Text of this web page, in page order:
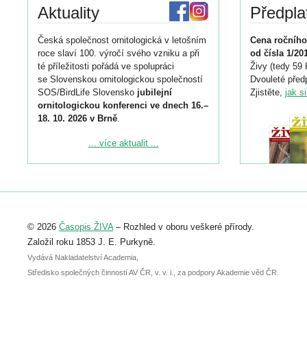
Aktuality
Česká společnost ornitologická v letošním
roce slaví 100. výročí svého vzniku a při
té příležitosti pořádá ve spolupráci
se Slovenskou ornitologickou společností
SOS/BirdLife Slovensko jubilejní
ornitologickou konferenci ve dnech 16.–
18. 10. 2026 v Brně.
Podrobnější informace ke konferenci
Registrovat se můžete do 6. září.
abstraktu přihlášené přednášky nebo
posteru je už 30. června.
... více aktualit ...
Cena
od čísla 1/
Živy (tedy 59
Dvouleté
Zjistěte, jak
© 2026 Časopis ŽIVA– Rozhled v oboru veškeré přírody.
Založil roku 1853 J. E. Purkyně.
Vydává Nakladatelství Academia,
Středisko společných činností AV ČR, v. v. i., za podpory Akademie věd ČR.